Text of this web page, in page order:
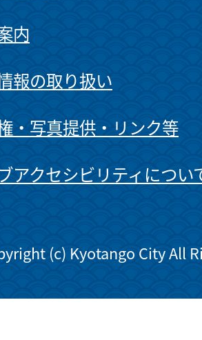
内
報の取り扱い
・写真提供・リンク等
アクセシビリティについ
(c) Kyotango City All